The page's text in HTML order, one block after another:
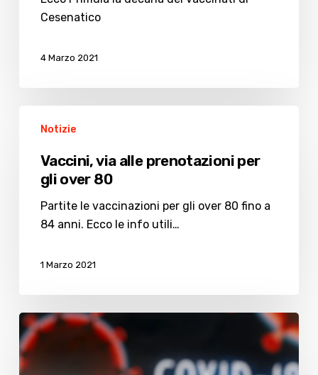
Cesenatico
4 Marzo 2021
prenotazioni
over
Notizie
Vaccini, via alle prenotazioni per
gli over 80
Partite le vaccinazioni per gli over 80 fino a
84 anni. Ecco le info utili…
1 Marzo 2021
Vaccini
consegnati
ai